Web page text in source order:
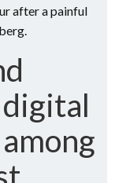
after a painful